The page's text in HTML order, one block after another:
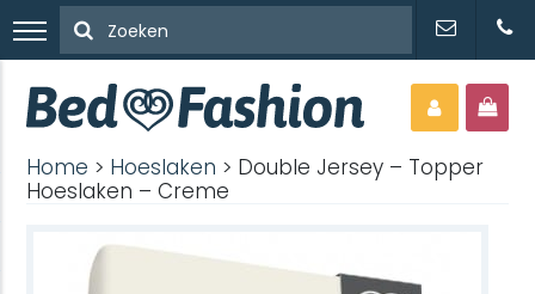
Home > Hoeslaken > Double Jersey – Topper
Hoeslaken – Creme